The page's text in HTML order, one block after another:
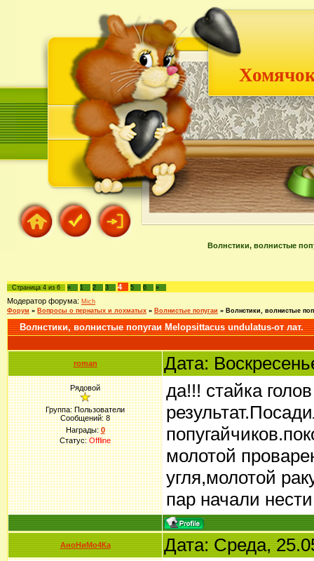
Волнстики, волнистые
Страница4из6 « 1 2 3 4 5 6 »
Модератор форума: Mich
Форум » Вопросы о пернатых и лохматых » Волнистые попугаи » Волнстики, волнистые
Волнстики, волнистые попугаи Melopsittacus undulatus-от лат.
roman Дата:
Рядовой
Группа: Пользователи
Сообщений:8
Награды:0
Статус:Offline
да!!! стайка
молотой
угля,молотой
пар начали
АноНиМо4Ка Дата: Среда,